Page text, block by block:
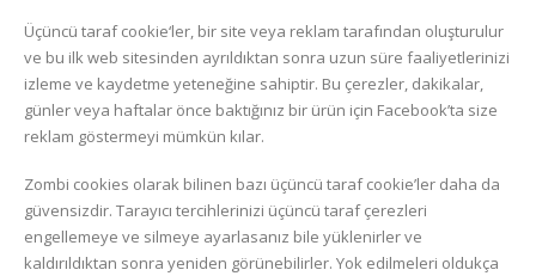
Üçüncü taraf cookie‘ler, bir site veya reklam tarafından oluşturulur
ve bu ilk web sitesinden ayrıldıktan sonra uzun süre faaliyetlerinizi
izleme ve kaydetme yeteneğine sahiptir. Bu çerezler, dakikalar,
günler veya haftalar önce baktığınız bir ürün için Facebook’ta size
reklam göstermeyi mümkün kılar.
Zombi cookies olarak bilinen bazı üçüncü taraf cookie’ler daha da
güvensizdir. Tarayıcı tercihlerinizi üçüncü taraf çerezleri
engellemeye ve silmeye ayarlasanız bile yüklenirler ve
kaldırıldıktan sonra yeniden görünebilirler. Yok edilmeleri oldukça